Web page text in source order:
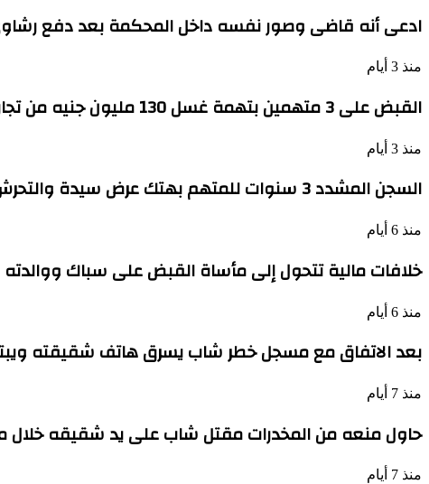
ادعى أنه قاضى وصور نفسه داخل المحكمة بعد دفع رشاوى
منذ 3 أيام
القبض على 3 متهمين بتهمة غسل 130 مليون جنيه من تجارة السلاح
منذ 3 أيام
السجن المشدد 3 سنوات للمتهم بهتك عرض سيدة والتحرش بها فى أحد شوارع الوراق
منذ 6 أيام
خلافات مالية تتحول إلى مأساة القبض على سباك
منذ 6 أيام
بعد الاتفاق مع مسجل خطر شاب يسرق هاتف شقيقته
منذ 7 أيام
حاول منعه من المخدرات مقتل شاب على يد شقيقه خلال
منذ 7 أيام